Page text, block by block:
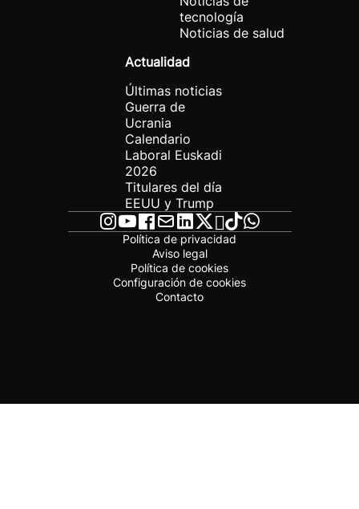
tecnología
Noticias de salud
Actualidad
Últimas noticias
Guerra de
Ucrania
Calendario
Laboral Euskadi
2026
Titulares del día
EEUU y Trump
Política de privacidad
Aviso legal
Política de cookies
Configuración de cookies
Contacto